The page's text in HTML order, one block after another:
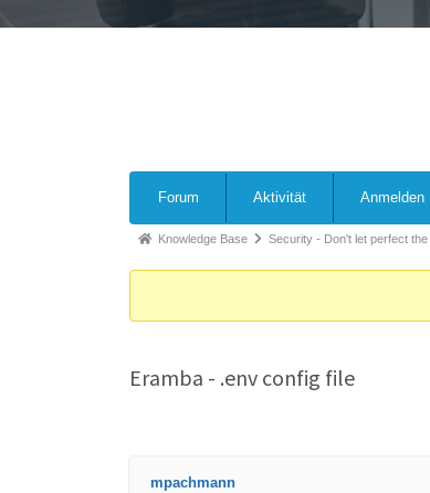
Forum Aktivität Anmelden
Knowledge Base Security - Don't let perfect
Eramba - .env config file
mpachmann